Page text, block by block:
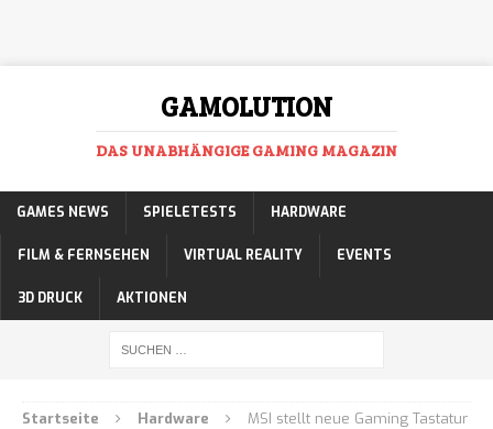
GAMOLUTION
DAS UNABHÄNGIGE GAMING MAGAZIN
GAMES NEWS SPIELETESTS HARDWARE
FILM & FERNSEHEN VIRTUAL REALITY EVENTS
3D DRUCK AKTIONEN
Startseite Hardware
MSI stellt neue Gaming Tastatur